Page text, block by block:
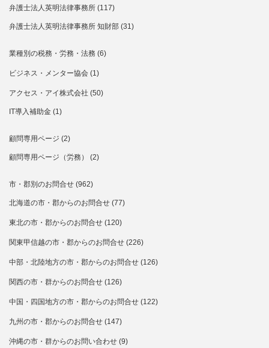
弁護士法人英明法律事務所 (117)
弁護士法人英明法律事務所 知財部 (31)
業種別の税務・労務・法務 (6)
ビジネス・メンター協会 (1)
アクセス・アイ株式会社 (50)
IT導入補助金 (1)
顧問専用ページ (2)
顧問専用ページ（労務） (2)
市・郡別のお問合せ (962)
北海道の市・郡からのお問合せ (77)
東北の市・郡からのお問合せ (120)
関東甲信越の市・郡からのお問合せ (226)
中部・北陸地方の市・郡からのお問合せ (126)
関西の市・群からのお問合せ (126)
中国・四国地方の市・郡からのお問合せ (122)
九州の市・郡からのお問合せ (147)
沖縄の市・群からのお問い合わせ (9)